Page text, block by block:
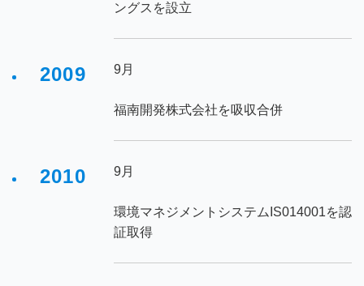
ングスを設立
2009 9月
福南開発株式会社を吸収合併
2010 9月
環境マネジメントシステムIS014001を認
証取得